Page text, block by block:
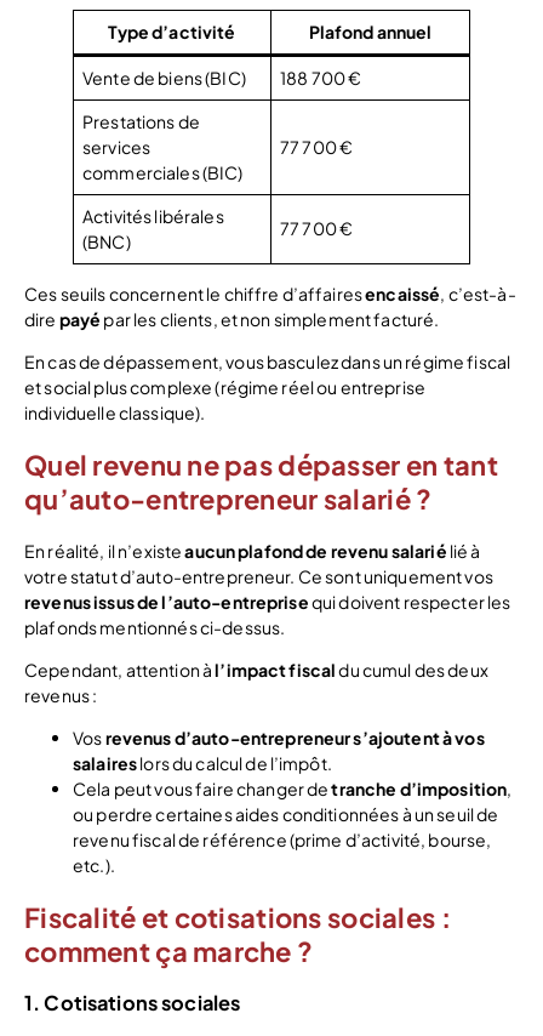
Type d’activité Plafond annuel
Vente de biens (BIC)
188 700 €
Prestations de
services
commerciales (BIC)
77 700 €
Activités libérales
(BNC)
77 700 €
Ces seuils concernent le chiffre d’affairesencaissé, c’est-à-
dire payé par les clients, et non simplement facturé.
En cas de dépassement, vous basculez dans un régime fiscal
et social plus complexe (régime réel ou entreprise
individuelle classique).
Quel revenu ne pas dépasser en tant
qu’auto-entrepreneur salarié ?
En réalité, il n’existeaucun plafond de revenu salarié lié à
votre statut d’auto-entrepreneur. Ce sont uniquement vos
revenus issus de l’auto-entreprisequi doivent respecter les
plafonds mentionnés ci-dessus.
Cependant, attention àl’impact fiscaldu cumul des deux
revenus :
Vosrevenus d’auto-entrepreneur s’ajoutent à vos
salaireslors du calcul de l’impôt.
Cela peut vous faire changer detranche d’imposition
ou perdre certaines aides conditionnées à un seuil de
revenu fiscal de référence (prime d’activité, bourse,
etc.).
Fiscalité et cotisations sociales :
comment ça marche ?
1. Cotisations sociales